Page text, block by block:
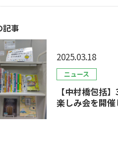
記事
2025.03.18
ニュース
【中村橋包括
楽しみ会を開